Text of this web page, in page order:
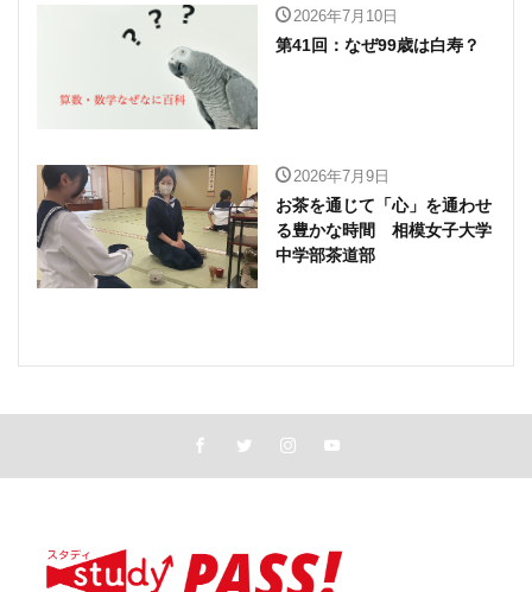
2026年7月10日
第41回：なぜ99歳は白寿？
2026年7月9日
お茶を通じて「心」を通わせ
る豊かな時間 相模女子大学
中学部茶道部